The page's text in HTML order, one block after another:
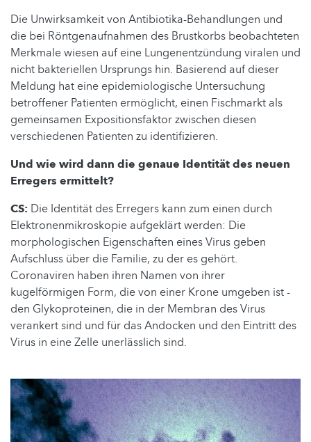
Die Unwirksamkeit von Antibiotika-Behandlungen und
die bei Röntgenaufnahmen des Brustkorbs beobachteten
Merkmale wiesen auf eine Lungenentzündung viralen und
nicht bakteriellen Ursprungs hin. Basierend auf dieser
Meldung hat eine epidemiologische Untersuchung
betroffener Patienten ermöglicht, einen Fischmarkt als
gemeinsamen Expositionsfaktor zwischen diesen
verschiedenen Patienten zu identifizieren.
Und wie wird dann die genaue Identität des neuen
Erregers ermittelt?
CS: Die Identität des Erregers kann zum einen durch
Elektronenmikroskopie aufgeklärt werden: Die
morphologischen Eigenschaften eines Virus geben
Aufschluss über die Familie, zu der es gehört.
Coronaviren haben ihren Namen von ihrer
kugelförmigen Form, die von einer Krone umgeben ist -
den Glykoproteinen, die in der Membran des Virus
verankert sind und für das Andocken und den Eintritt des
Virus in eine Zelle unerlässlich sind.